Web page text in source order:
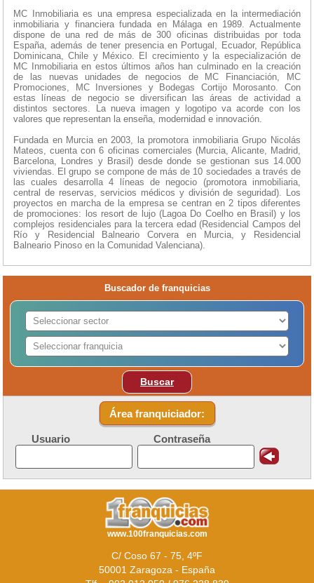
MC Inmobiliaria es una empresa especializada en la intermediación
inmobiliaria y financiera fundada en Málaga en 1989. Actualmente
dispone de una red de más de 300 oficinas distribuidas por toda
España, además de tener presencia en Portugal, Ecuador, República
Dominicana, Chile y México. El crecimiento y la especialización de
MC Inmobiliaria en estos últimos años han culminado en la creación
de las nuevas unidades de negocios de MC Financiación, MC
Promociones, MC Inversiones y Bodegas Cortijo Morosanto. Con
estas líneas de negocio se diversifican las áreas de actividad a
distintos sectores. La nueva imagen y logotipo va acorde con los
valores que representan la enseña, modernidad e innovación.
Fundada en Murcia en 2003, la promotora inmobiliaria Grupo Nicolás
Mateos, cuenta con 6 oficinas comerciales (Murcia, Alicante, Madrid,
Barcelona, Londres y Brasil) desde donde se gestionan sus 14.000
viviendas. El grupo se compone de más de 10 sociedades a través de
las cuales desarrolla 4 líneas de negocio (promotora inmobiliaria,
central de reservas, servicios médicos y división de seguridad). Los
proyectos en marcha de la empresa se centran en 2 tipos diferentes
de promociones: los resort de lujo (Lagoa Do Coelho en Brasil) y los
complejos residenciales para la tercera edad (Residencial Campos del
Río y Residencial Balneario Corvera en Murcia, y Residencial
Balneario Pinoso en la Comunidad Valenciana).
Buscador de franquicias
Buscar
Área franquiciador:
Usuario Contraseña
www.100franquicias.com
C/ Coso 67 - 75, 4ºF
50001 Zaragoza - España